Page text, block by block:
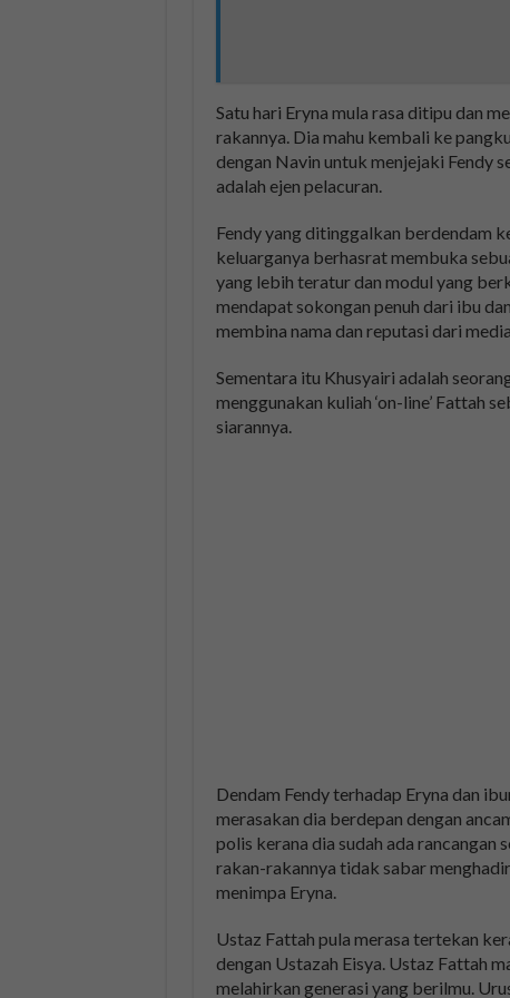
Satu hari Eryna mula rasa ditipu dan
rakannya. Dia mahu kembali ke
dengan Navin untuk menjejaki Fendy
adalah ejen pelacuran.
Fendy yang ditinggalkan berdendam
keluarganya berhasrat membuka
yang lebih teratur dan modul yang
mendapat sokongan penuh dari ibu
membina nama dan reputasi dari
Sementara itu Khusyairi adalah
menggunakan kuliah ‘on-line’ Fattah
siarannya.
Dendam Fendy terhadap Eryna dan
merasakan dia berdepan dengan
polis kerana dia sudah ada rancangan
rakan-rakannya tidak sabar
menimpa Eryna.
Ustaz Fattah pula merasa tertekan
dengan Ustazah Eisya. Ustaz Fattah
melahirkan generasi yang berilmu.